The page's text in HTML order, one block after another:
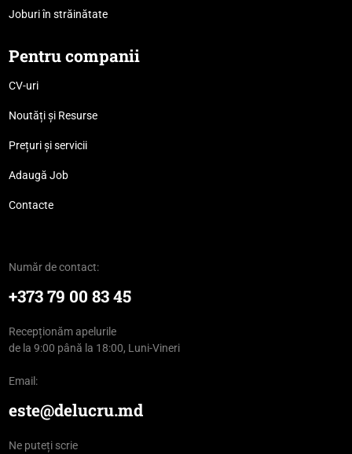
Joburi în străinătate
Pentru companii
CV-uri
Noutăți și Resurse
Prețuri și servicii
Adaugă Job
Contacte
Număr de contact:
+373 79 00 83 45
Recepționăm apelurile
de la 9:00 până la 18:00, Luni-Vineri
Email:
este@delucru.md
Ne puteți scrie